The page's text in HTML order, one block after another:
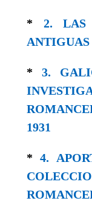
* 2. LAS
ANTIGUAS
* 3.
1931
*4.